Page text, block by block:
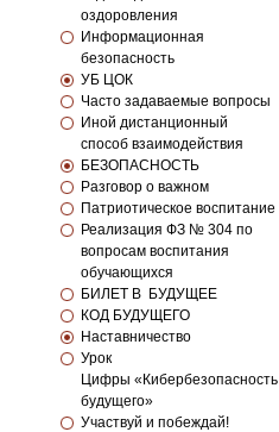
оздоровления
Информационная
безопасность
УБ ЦОК
Часто задаваемые вопросы
Иной дистанционный
способ взаимодействия
БЕЗОПАСНОСТЬ
Разговор о важном
Патриотическое воспитание
Реализация ФЗ № 304 по
вопросам воспитания
обучающихся
БИЛЕТ В БУДУЩЕЕ
КОД БУДУЩЕГО
Наставничество
Урок
Цифры «Кибербезопасность
будущего»
Участвуй и побеждай!